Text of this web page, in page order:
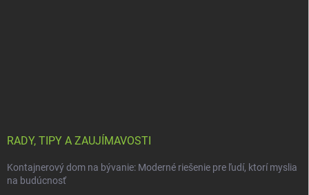
RADY, TIPY A ZAUJÍMAVOSTI
Kontajnerový dom na bývanie: Moderné riešenie pre ľudí, ktorí myslia
na budúcnosť